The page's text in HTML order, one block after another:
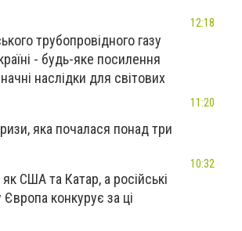
трубопровідного газу
- будь-яке посилення
наслідки для світових
яка почалася понад три
США та Катар, а російські
конкурує за ці
12:18
11:20
10:32